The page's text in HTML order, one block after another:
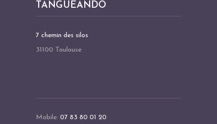
TANGUEANDO
7 chemin des silos
31100 Toulouse
Mobile: 07 83 80 01 20